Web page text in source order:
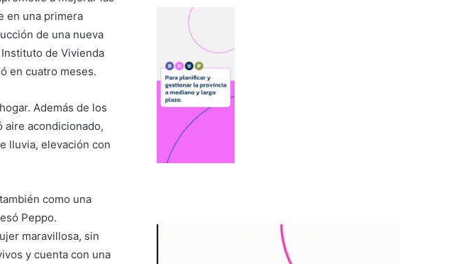
en una primera
de una nueva
de Vivienda
en cuatro meses.
Además de los
aire acondicionado,
lluvia, elevación con
como una
Peppo.
maravillosa, sin
y cuenta con una